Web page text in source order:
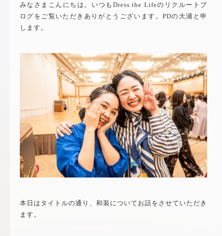
みなさまこんにちは。いつもDress the Lifeのリクルートブ
ログをご覧いただきありがとうございます。PDの大浦と申
します。
本日はタイトルの通り、和装についてお話をさせていただき
ます。